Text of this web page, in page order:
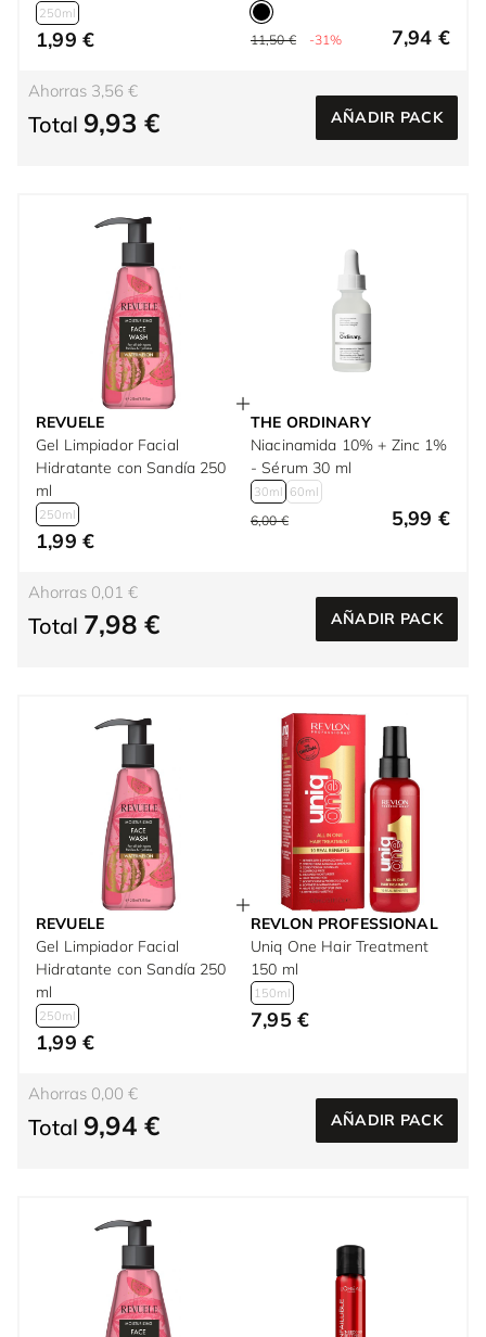
250ml
1,99 € 11,50 € -31% 7,94 €
Ahorras 3,56 €
Total 9,93 € AÑADIR PACK
REVUELE
Gel Limpiador Facial
Hidratante con Sandía 250
ml
250ml
1,99 €
THE ORDINARY
Niacinamida 10% + Zinc 1%
- Sérum 30 ml
30ml 60ml
6,00 € 5,99 €
Ahorras 0,01 €
Total 7,98 € AÑADIR PACK
REVUELE
Gel Limpiador Facial
Hidratante con Sandía 250
ml
250ml
1,99 €
REVLON PROFESSIONAL
Uniq One Hair Treatment
150 ml
150ml
7,95 €
Ahorras 0,00 €
Total 9,94 € AÑADIR PACK